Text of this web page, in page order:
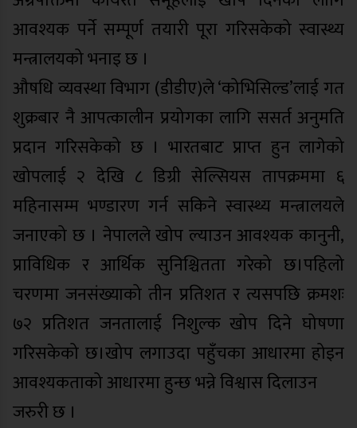
आवश्यक पर्ने सम्पूर्ण तयारी पूरा गरिसकेको स्वास्थ्य
मन्त्रालयको भनाइ छ ।
औषधि व्यवस्था विभाग (डीडीए)ले ‘कोभिसिल्ड’लाई गत
शुक्रबार नै आपत्कालीन प्रयोगका लागि ससर्त अनुमति
प्रदान गरिसकेको छ । भारतबाट प्राप्त हुन लागेको
खोपलाई २ देखि ८ डिग्री सेल्सियस तापक्रममा ६
महिनासम्म भण्डारण गर्न सकिने स्वास्थ्य मन्त्रालयले
जनाएको छ । नेपालले खोप ल्याउन आवश्यक कानुनी,
प्राविधिक र आर्थिक सुनिश्चितता गरेको छ।पहिलो
चरणमा जनसंख्याको तीन प्रतिशत र त्यसपछि क्रमशः
७२ प्रतिशत जनतालाई निशुल्क खोप दिने घोषणा
गरिसकेको छ।खोप लगाउदा पहुँचका आधारमा होइन
आवश्यकताको आधारमा हुन्छ भन्ने विश्वास दिलाउन
जरुरी छ ।